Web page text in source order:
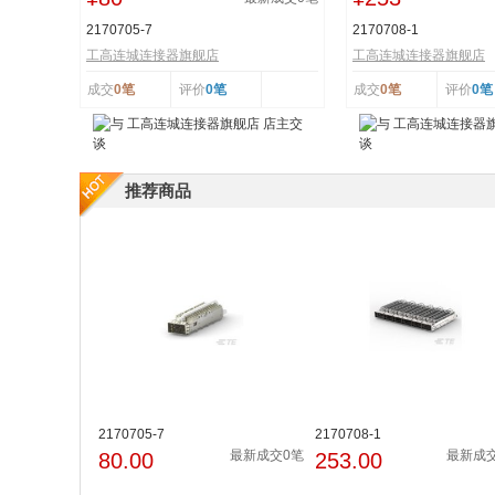
2170705-7
工高连城连接器旗舰店
成交0笔 评价0笔
2170708-1
工高连城连接器旗舰店
成交0笔 评价0笔
推荐商品
2170705-7
80.00 最新成交0笔
2170708-1
253.00 最新成